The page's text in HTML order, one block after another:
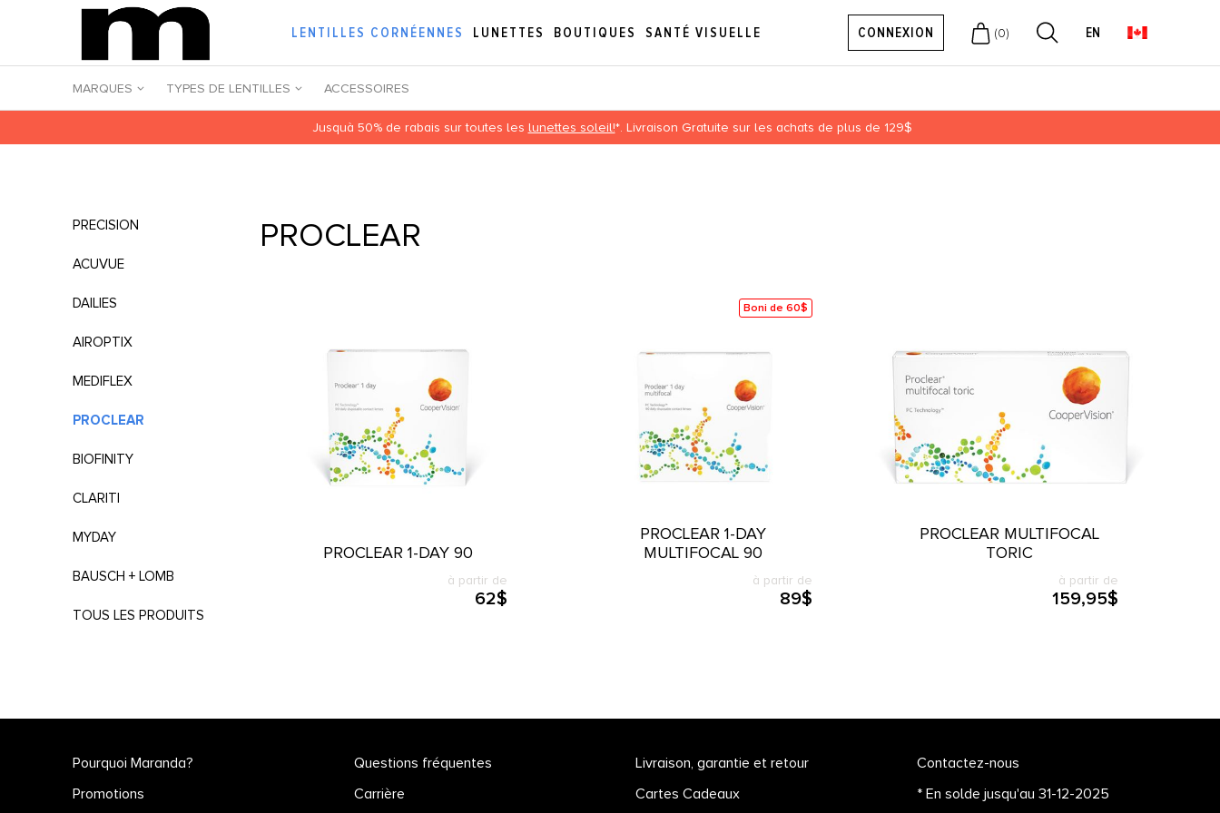
LENTILLES CORNÉENNES LUNETTES BOUTIQUES SANTÉ VISUELLE CONNEXION (0) EN
MARQUES TYPES DE LENTILLES ACCESSOIRES
Jusquà 50% de rabais sur toutes les lunettes soleil!*. Livraison Gratuite sur les achats de plus de 129$
PROCLEAR
PROCLEAR 1-DAY 90
à partir de
62$
Boni de 60$
PROCLEAR 1-DAY
MULTIFOCAL 90
à partir de
89$
PROCLEAR MULTIFOCAL
TORIC
à partir de
159,95$
PRECISION
ACUVUE
DAILIES
AIROPTIX
MEDIFLEX
PROCLEAR
BIOFINITY
CLARITI
MYDAY
BAUSCH + LOMB
TOUS LES PRODUITS
Pourquoi Maranda? Questions fréquentes Livraison, garantie et retour
Contactez-nous
Promotions
Carrière Cartes Cadeaux * En solde jusqu'au 31-12-2025